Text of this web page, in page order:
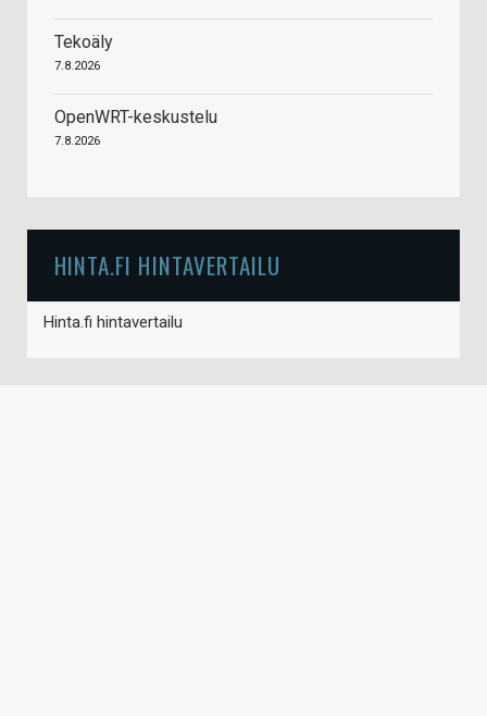
Tekoäly
7.8.2026
OpenWRT-keskustelu
7.8.2026
HINTA.FI HINTAVERTAILU
Hinta.fi hintavertailu